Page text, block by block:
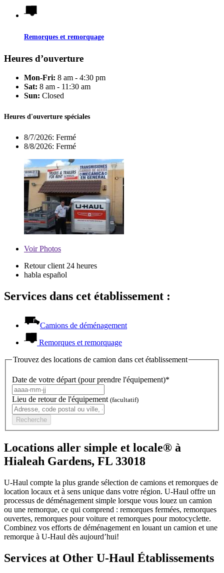
Remorques et remorquage
Heures d’ouverture
Mon-Fri: 8 am - 4:30 pm
Sat: 8 am - 11:30 am
Sun: Closed
Heures d'ouverture spéciales
8/7/2026: Fermé
8/8/2026: Fermé
VoirPhotos
Retour client 24 heures
habla español
Services dans cet établissement :
Camions de déménagement
Remorques et remorquage
Trouvez des locations de camion dans cet établissement
Date de votre départ (pour prendre l'équipement)*
Lieu de retour de l'équipement (facultatif)
Recherche
Locations aller simple et locale® à
Hialeah Gardens, FL 33018
U-Haul compte la plus grande sélection de camions et remorques de
location locaux et à sens unique dans votre région. U-Haul offre un
processus de déménagement simple lorsque vous louez un camion
ou une remorque, ce qui comprend : remorques fermées, remorques
ouvertes, remorques pour voiture et remorques pour motocyclette.
Combinez vos efforts de déménagement en louant un camion et une
remorque à U-Haul dès aujourd’hui!
Services at Other U-Haul Établissements